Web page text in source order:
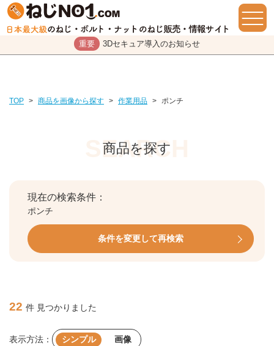
重要 3Dセキュア導入のお知らせ
TOP > 商品を画像から探す > 作業用品 > ポンチ
商品を探す
現在の検索条件：
ポンチ
条件を変更して再検索
22 件 見つかりました
表示方法： シンプル 画像